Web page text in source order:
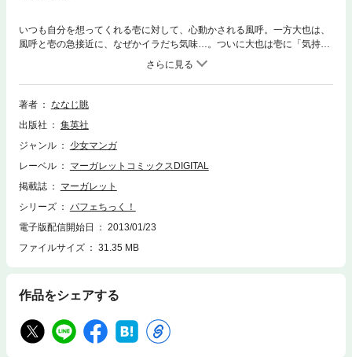
いつも自分を想ってくれる壱に対して、心動かされる風呼。一方大也は、
風呼と壱の急接近に、なぜかイラだち気味…。ついに大也は壱に「気持ち
をはっきりさせろ」と詰めよって…!?
著者
ななじ眺
出版社
集英社
ジャンル
少女マンガ
レーベル
マーガレットコミックスDIGITAL
掲載誌
マーガレット
シリーズ
パフェちっく！
電子版配信開始日
2013/01/23
ファイルサイズ
31.35 MB
作品をシェアする